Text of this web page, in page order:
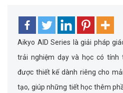
Aikyo AID Series là giải pháp
trải nghiệm dạy và học có tính
được thiết kế dành riêng cho
tạo, giúp những tiết học thêm